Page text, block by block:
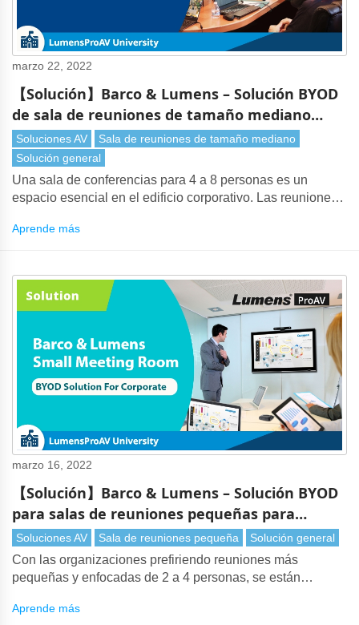
marzo 22, 2022
【Solución】Barco & Lumens – Solución BYOD
de sala de reuniones de tamaño mediano
para empresas
Soluciones AV
Sala de reuniones de tamaño mediano
Solución general
Una sala de conferencias para 4 a 8 personas es un
espacio esencial en el edificio corporativo. Las reuniones
lugar en espacios de reunión de tamaño mediano.
Aprende más
marzo 16, 2022
【Solución】Barco & Lumens – Solución BYOD
para salas de reuniones pequeñas para
empresas
Soluciones AV Sala de reuniones pequeña Solución general
Con las organizaciones prefiriendo reuniones más
pequeñas y enfocadas de 2 a 4 personas, se están
Los empleados pueden usar este espacio de manera
Aprende más